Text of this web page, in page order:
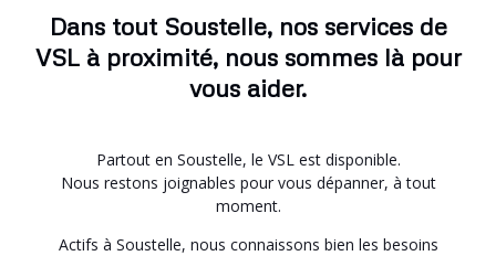
Dans tout Soustelle, nos services de
VSL à proximité, nous sommes là pour
vous aider.
Partout en Soustelle, le VSL est disponible.
Nous restons joignables pour vous dépanner, à tout
moment.
Actifs à Soustelle, nous connaissons bien les besoins